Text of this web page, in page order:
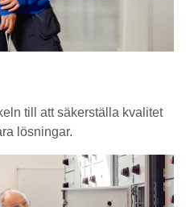
till att säkerställa kvalitet
lösningar.